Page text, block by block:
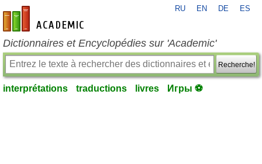
fr-academic.com
RU EN DE ES
Dictionnaires et Encyclopédies sur 'Academic'
Recherche!
interprétations traductions livres Игры ⚽